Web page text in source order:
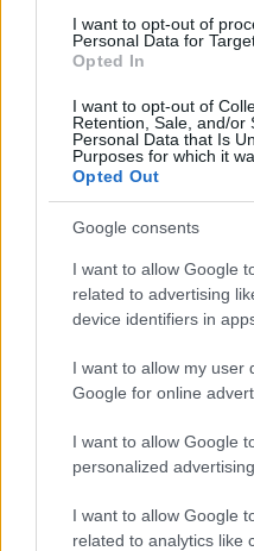
I want to opt-out of
Personal Data for
Opted In
I want to opt-out of
Retention, Sale, and/or
Personal Data that Is
Purposes for which it
Opted Out
Google consents
I want to allow Google
related to advertising
device identifiers in
I want to allow my user
Google for online
I want to allow Google
personalized advertising.
I want to allow Google
related to analytics like
minden mérgező
megszületett az igazi
és szeretünk.